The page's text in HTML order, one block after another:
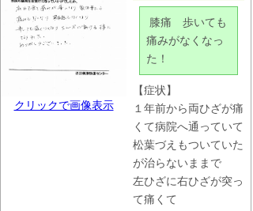
クリックで画像表示
膝痛 歩いても
痛みがなくなっ
た！
【症状】
１年前から両ひざが痛
くて病院へ通っていて
松葉づえもついていた
が治らないままで
左ひざに右ひざが突っ
て痛くて